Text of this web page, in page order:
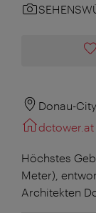
Donau-
dctower.at
Höchstes
Meter),
Architekten